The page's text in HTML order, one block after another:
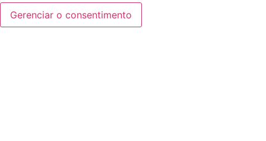
Gerenciar o consentimento